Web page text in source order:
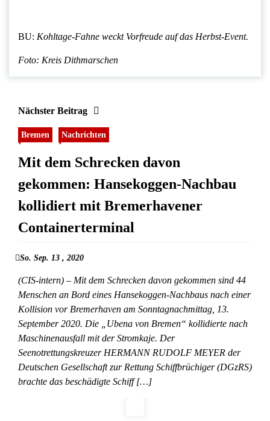
BU: Kohltage-Fahne weckt Vorfreude auf das Herbst-Event.
Foto: Kreis Dithmarschen
Nächster Beitrag
Bremen Nachrichten
Mit dem Schrecken davon
gekommen: Hansekoggen-Nachbau
kollidiert mit Bremerhavener
Containerterminal
So. Sep. 13 , 2020
(CIS-intern) – Mit dem Schrecken davon gekommen sind 44
Menschen an Bord eines Hansekoggen-Nachbaus nach einer
Kollision vor Bremerhaven am Sonntagnachmittag, 13.
September 2020. Die „Ubena von Bremen“ kollidierte nach
Maschinenausfall mit der Stromkaje. Der
Seenotrettungskreuzer HERMANN RUDOLF MEYER der
Deutschen Gesellschaft zur Rettung Schiffbrüchiger (DGzRS)
brachte das beschädigte Schiff […]